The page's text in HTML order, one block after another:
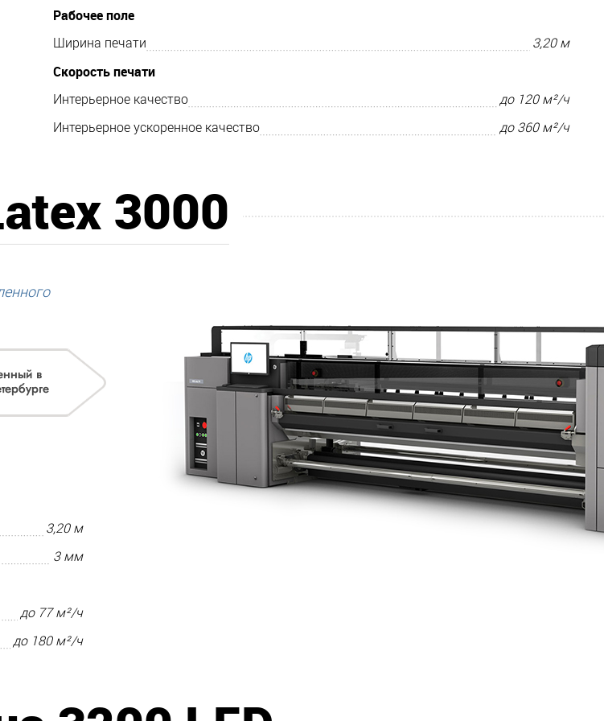
Рабочее поле
3,20 м
Ширина печати
Скорость печати
до 120 м²/ч
Интерьерное качество
до 360 м²/ч
Интерьерное ускоренное качество
3000
3,20 м
3 мм
до 77 м²/ч
до 180 м²/ч